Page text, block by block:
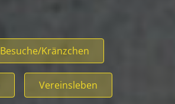
Besuche/Kränzchen
Vereinsleben